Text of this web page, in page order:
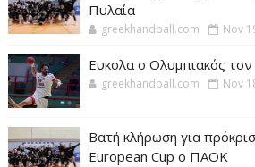
Πυλαία
greekhandball.com Nov
Ευκολα ο Ολυμπιακός
greekhandball.com Nov
Βατή κλήρωση για
European Cup ο ΠΑΟΚ